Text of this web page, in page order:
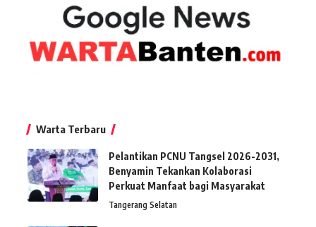
Warta Terbaru
Pelantikan PCNU Tangsel 2026-2031,
Benyamin Tekankan Kolaborasi
Perkuat Manfaat bagi Masyarakat
Tangerang Selatan